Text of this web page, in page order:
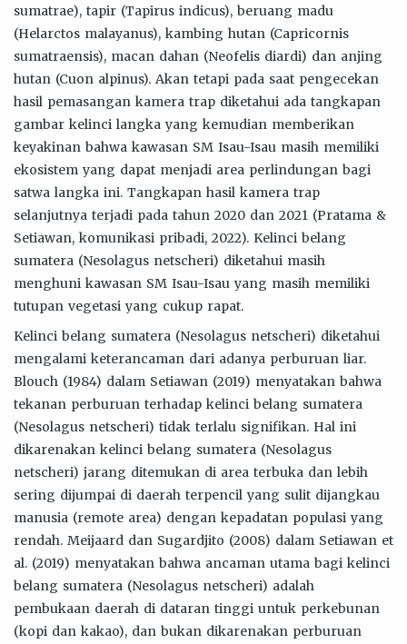
sumatrae), tapir (Tapirus indicus), beruang madu
(Helarctos malayanus), kambing hutan (Capricornis
sumatraensis), macan dahan (Neofelis diardi) dan anjing
hutan (Cuon alpinus). Akan tetapi pada saat pengecekan
hasil pemasangan kamera trap diketahui ada tangkapan
gambar kelinci langka yang kemudian memberikan
keyakinan bahwa kawasan SM Isau-Isau masih memiliki
ekosistem yang dapat menjadi area perlindungan bagi
satwa langka ini. Tangkapan hasil kamera trap
selanjutnya terjadi pada tahun 2020 dan 2021 (Pratama &
Setiawan, komunikasi pribadi, 2022). Kelinci belang
sumatera (Nesolagus netscheri) diketahui masih
menghuni kawasan SM Isau-Isau yang masih memiliki
tutupan vegetasi yang cukup rapat.
Kelinci belang sumatera (Nesolagus netscheri) diketahui
mengalami keterancaman dari adanya perburuan liar.
Blouch (1984) dalam Setiawan (2019) menyatakan bahwa
tekanan perburuan terhadap kelinci belang sumatera
(Nesolagus netscheri) tidak terlalu signifikan. Hal ini
dikarenakan kelinci belang sumatera (Nesolagus
netscheri) jarang ditemukan di area terbuka dan lebih
sering dijumpai di daerah terpencil yang sulit dijangkau
manusia (remote area) dengan kepadatan populasi yang
rendah. Meijaard dan Sugardjito (2008) dalam Setiawan et
al. (2019) menyatakan bahwa ancaman utama bagi kelinci
belang sumatera (Nesolagus netscheri) adalah
pembukaan daerah di dataran tinggi untuk perkebunan
(kopi dan kakao), dan bukan dikarenakan perburuan